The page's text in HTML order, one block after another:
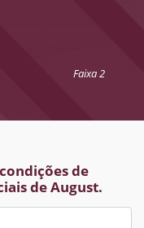
Faixa 2
de
de August.